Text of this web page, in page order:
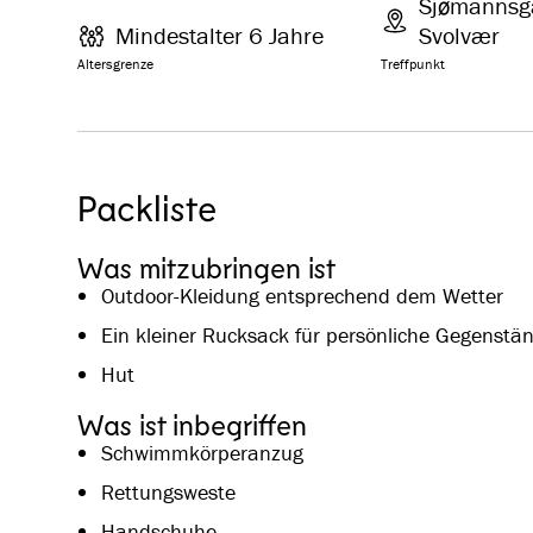
Altersgrenze
Mindestalter 6 Jahre
Treffpunkt
Svolvær
Packliste
Was mitzubringen ist
Outdoor-Kleidung entsprechend dem Wetter
Ein kleiner Rucksack für persönliche
Hut
Was ist inbegriffen
Schwimmkörperanzug
Rettungsweste